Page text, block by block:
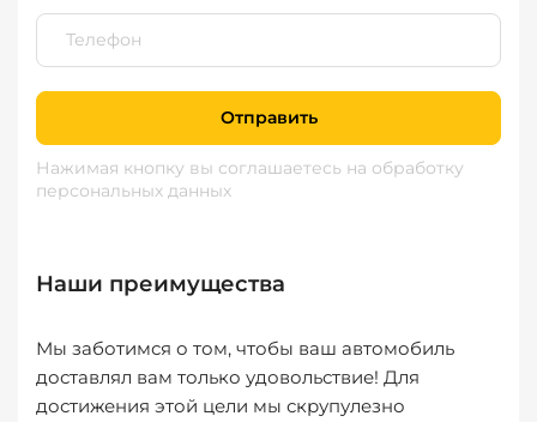
Отправить
Нажимая кнопку вы соглашаетесь на обработку
персональных данных
Наши преимущества
Мы заботимся о том, чтобы ваш автомобиль
доставлял вам только удовольствие! Для
достижения этой цели мы скрупулезно